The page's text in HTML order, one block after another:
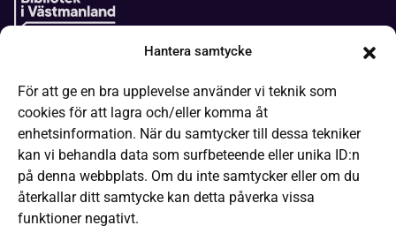
Hantera samtycke
För att ge en bra upplevelse använder vi teknik som
cookies för att lagra och/eller komma åt
enhetsinformation. När du samtycker till dessa tekniker
kan vi behandla data som surfbeteende eller unika ID:n
på denna webbplats. Om du inte samtycker eller om du
återkallar ditt samtycke kan detta påverka vissa
funktioner negativt.
It-hjälp
Läsa på olika sätt
Frågor och svar
Låneregler